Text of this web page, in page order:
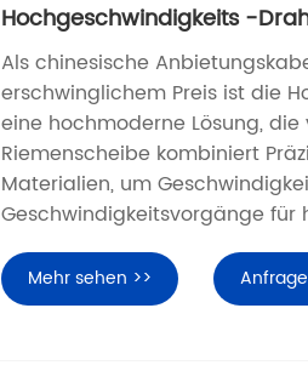
Hochgeschwindigkeits -
Als chinesische
erschwinglichem Preis ist die
eine hochmoderne Lösung,
Riemenscheibe kombiniert
Materialien, um
Geschwindigkeitsvorgänge
Mehr sehen >>